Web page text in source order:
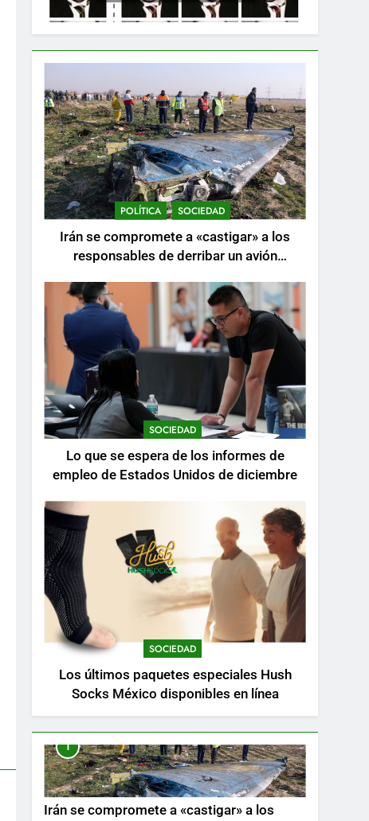
POLÍTICA SOCIEDAD
Irán se compromete a «castigar» a los
responsables de derribar un avión
SOCIEDAD
Lo que se espera de los informes de
empleo de Estados Unidos de diciembre
SOCIEDAD
Los últimos paquetes especiales Hush
Socks México disponibles en línea
1
Irán se compromete a «castigar» a los